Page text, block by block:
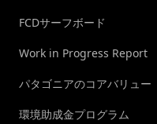
FCDサーフボード
Work in Progress Report
パタゴニアのコアバリュー
環境助成金プログラム